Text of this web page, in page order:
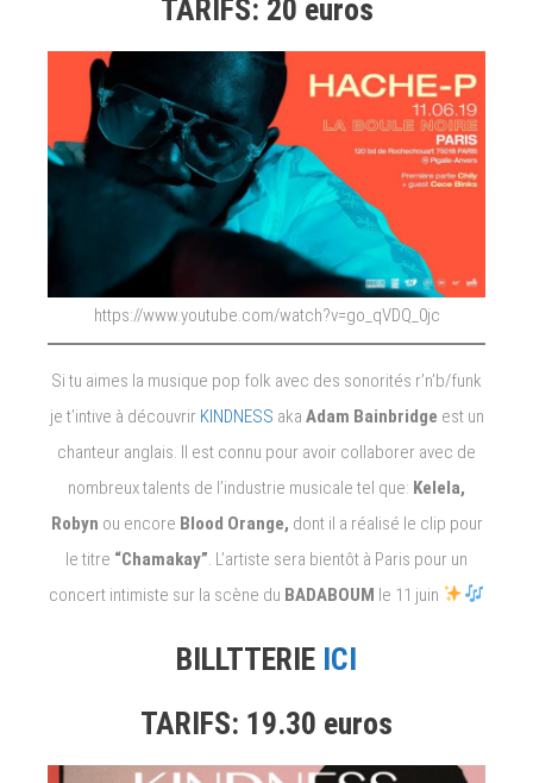
TARIFS: 20 euros
https://www.youtube.com/watch?v=go_qVDQ_0jc
Si tu aimes la musique pop folk avec des sonorités r’n’b/funk
je t’intive à découvrir KINDNESS aka Adam Bainbridge est un
chanteur anglais. Il est connu pour avoir collaborer avec de
nombreux talents de l’industrie musicale tel que: Kelela,
Robyn ou encore Blood Orange, dont il a réalisé le clip pour
le titre “Chamakay”. L’artiste sera bientôt à Paris pour un
concert intimiste sur la scène du BADABOUM le 11 juin
BILLTTERIE ICI
TARIFS: 19.30 euros